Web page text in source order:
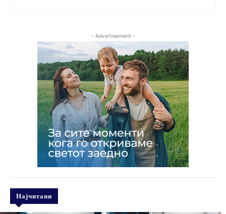
- Advertisement -
Најчитани